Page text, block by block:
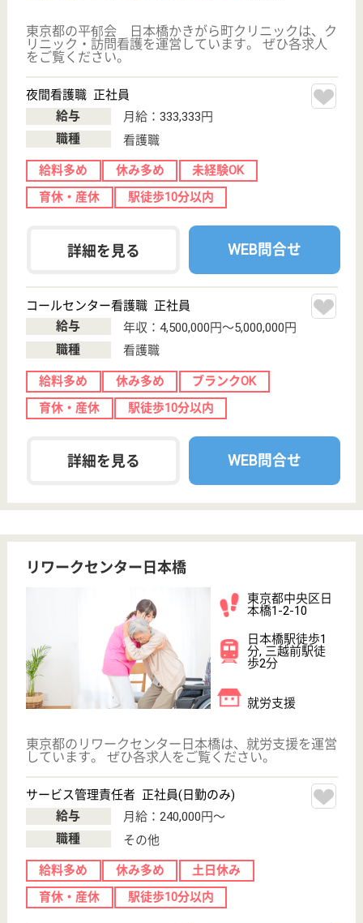
看護師の求人・転職なら
『クリックジョブ看護』
介護職求人支援サービス『クリックジョブ介護』運営会社:
ライフワンズ株式会社 ( 厚生労働大臣許可 )13- ユ -303765